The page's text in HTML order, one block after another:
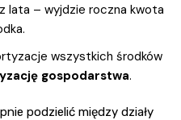
lata – wyjdzie roczna kwota
wszystkich środków
gospodarstwa.
podzielić między działy